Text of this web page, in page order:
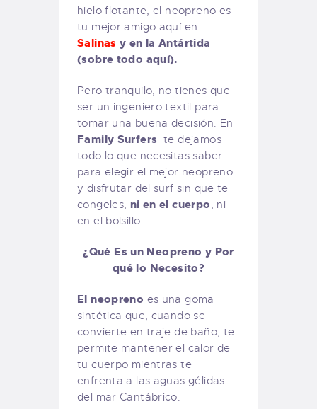
hielo flotante, el neopreno es
tu mejor amigo aquí en
Salinas y en la Antártida
(sobre todo aquí).
Pero tranquilo, no tienes que
ser un ingeniero textil para
tomar una buena decisión. En
Family Surfers te dejamos
todo lo que necesitas saber
para elegir el mejor neopreno
y disfrutar del surf sin que te
congeles, ni en el cuerpo, ni
en el bolsillo.
¿Qué Es un Neopreno y Por
qué lo Necesito?
El neopreno es una goma
sintética que, cuando se
convierte en traje de baño, te
permite mantener el calor de
tu cuerpo mientras te
enfrenta a las aguas gélidas
del mar Cantábrico.